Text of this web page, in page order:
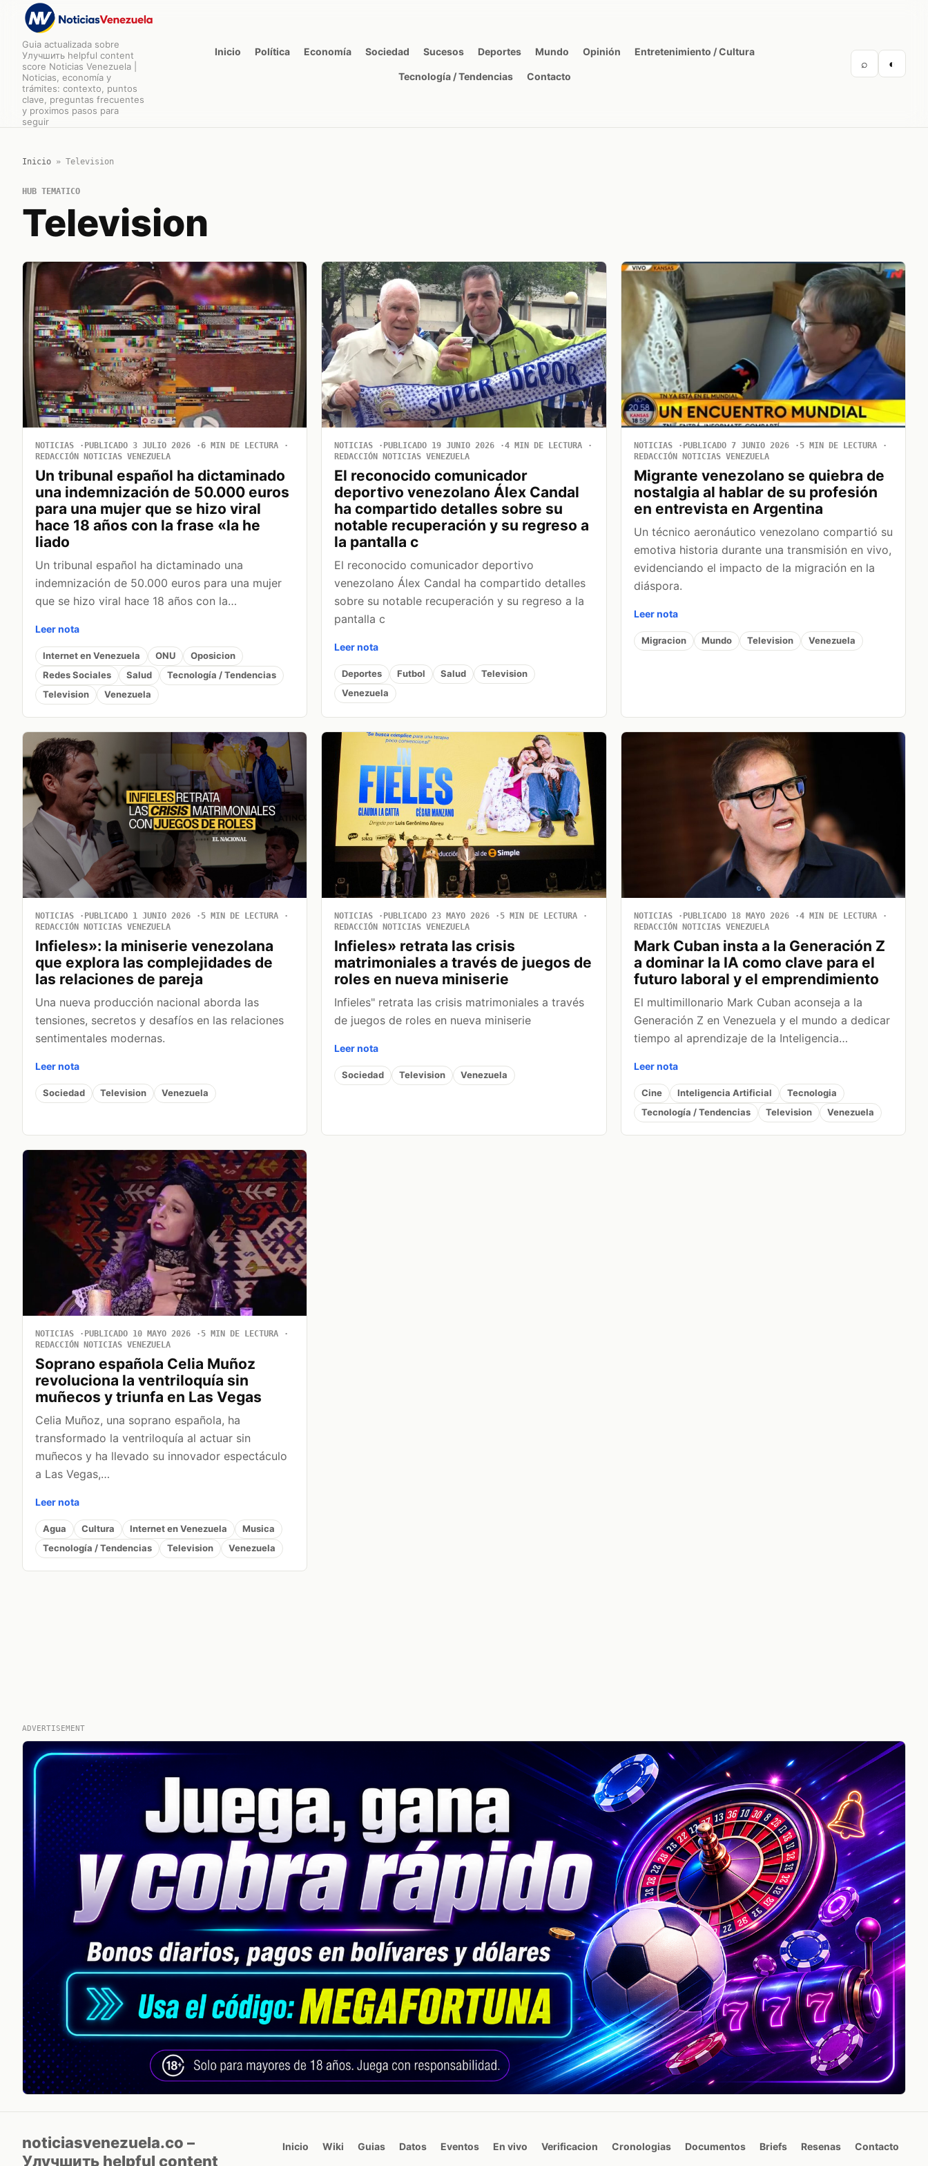
Guia actualizada sobre
Улучшить helpful content
score Noticias Venezuela |
Noticias, economía y
trámites: contexto, puntos
clave, preguntas frecuentes
y proximos pasos para
seguir
Inicio Política Economía Sociedad Sucesos Deportes Mundo Opinión Entretenimiento / Cultura
Tecnología / Tendencias Contacto
⌕ ◐
Inicio » Television
HUB TEMATICO
Television
NOTICIAS PUBLICADO 3 JULIO 2026
6 MIN DE LECTURA
REDACCIÓN NOTICIAS VENEZUELA
Un tribunal español ha dictaminado
una indemnización de 50.000 euros
para una mujer que se hizo viral
hace 18 años con la frase «la he
liado
Un tribunal español ha dictaminado una
indemnización de 50.000 euros para una mujer
que se hizo viral hace 18 años con la…
Leer nota
Internet en Venezuela ONU
Oposicion
Redes Sociales
Salud
Tecnología / Tendencias
Television
Venezuela
NOTICIAS PUBLICADO 19 JUNIO 2026
4 MIN DE LECTURA
REDACCIÓN NOTICIAS VENEZUELA
El reconocido comunicador
deportivo venezolano Álex Candal
ha compartido detalles sobre su
notable recuperación y su regreso a
la pantalla c
El reconocido comunicador deportivo
venezolano Álex Candal ha compartido detalles
sobre su notable recuperación y su regreso a la
pantalla c
Leer nota
Deportes Futbol Salud
Television
Venezuela
NOTICIAS PUBLICADO 7 JUNIO 2026
5 MIN DE LECTURA
REDACCIÓN NOTICIAS VENEZUELA
Migrante venezolano se quiebra de
nostalgia al hablar de su profesión
en entrevista en Argentina
Un técnico aeronáutico venezolano compartió su
emotiva historia durante una transmisión en vivo,
evidenciando el impacto de la migración en la
diáspora.
Leer nota
Migracion Mundo Television Venezuela
NOTICIAS PUBLICADO 1 JUNIO 2026
5 MIN DE LECTURA
REDACCIÓN NOTICIAS VENEZUELA
Infieles»: la miniserie venezolana
que explora las complejidades de
las relaciones de pareja
Una nueva producción nacional aborda las
tensiones, secretos y desafíos en las relaciones
sentimentales modernas.
Leer nota
Sociedad Television Venezuela
NOTICIAS PUBLICADO 23 MAYO 2026
5 MIN DE LECTURA
REDACCIÓN NOTICIAS VENEZUELA
Infieles» retrata las crisis
matrimoniales a través de juegos de
roles en nueva miniserie
Infieles" retrata las crisis matrimoniales a través
de juegos de roles en nueva miniserie
Leer nota
Sociedad Television Venezuela
NOTICIAS PUBLICADO 18 MAYO 2026
4 MIN DE LECTURA
REDACCIÓN NOTICIAS VENEZUELA
Mark Cuban insta a la Generación Z
a dominar la IA como clave para el
futuro laboral y el emprendimiento
El multimillonario Mark Cuban aconseja a la
Generación Z en Venezuela y el mundo a dedicar
tiempo al aprendizaje de la Inteligencia…
Leer nota
Cine Inteligencia Artificial
Tecnologia
Tecnología / Tendencias
Television Venezuela
NOTICIAS PUBLICADO 10 MAYO 2026
5 MIN DE LECTURA
REDACCIÓN NOTICIAS VENEZUELA
Soprano española Celia Muñoz
revoluciona la ventriloquía sin
muñecos y triunfa en Las Vegas
Celia Muñoz, una soprano española, ha
transformado la ventriloquía al actuar sin
muñecos y ha llevado su innovador espectáculo
a Las Vegas,…
Leer nota
Agua Cultura Internet en Venezuela
Musica
Tecnología / Tendencias
Television Venezuela
ADVERTISEMENT
noticiasvenezuela.co –
Улучшить helpful content
Inicio Wiki Guias Datos Eventos En vivo Verificacion Cronologias Documentos Briefs Resenas Contacto